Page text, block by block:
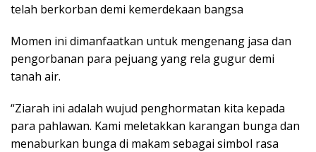
telah berkorban demi kemerdekaan bangsa
Momen ini dimanfaatkan untuk mengenang jasa dan
pengorbanan para pejuang yang rela gugur demi
tanah air.
“Ziarah ini adalah wujud penghormatan kita kepada
para pahlawan. Kami meletakkan karangan bunga dan
menaburkan bunga di makam sebagai simbol rasa